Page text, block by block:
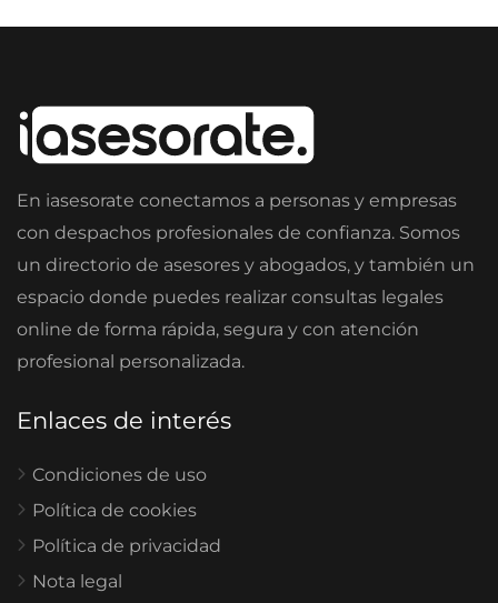
En iasesorate conectamos a personas y empresas
con despachos profesionales de confianza. Somos
un directorio de asesores y abogados, y también un
espacio donde puedes realizar consultas legales
online de forma rápida, segura y con atención
profesional personalizada.
Enlaces de interés
Condiciones de uso
Política de cookies
Política de privacidad
Nota legal